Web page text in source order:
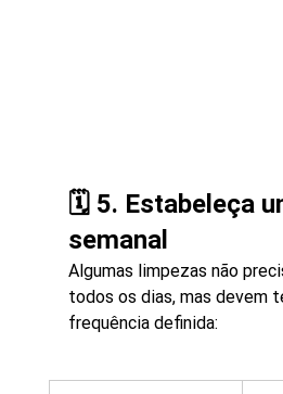
🗓️ 5. Estabeleça
semanal
Algumas limpezas não
todos os dias, mas devem
frequência definida: